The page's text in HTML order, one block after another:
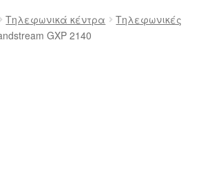
Τηλεφωνικά κέντρα
Τηλεφωνικές
GXP 2140